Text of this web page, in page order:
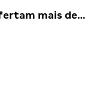
mais de…